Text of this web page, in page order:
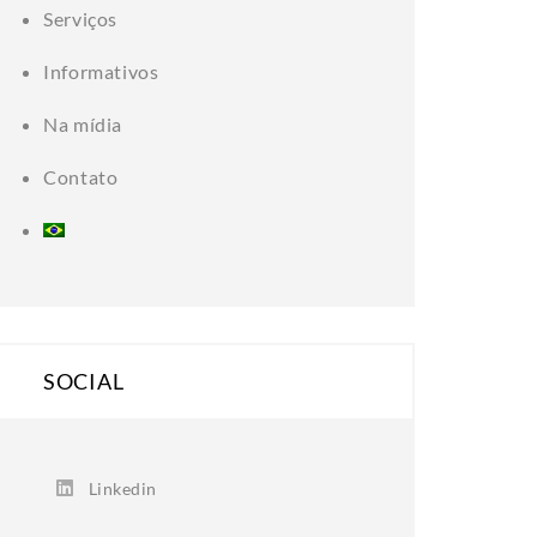
Serviços
Informativos
Na mídia
Contato
SOCIAL
Linkedin